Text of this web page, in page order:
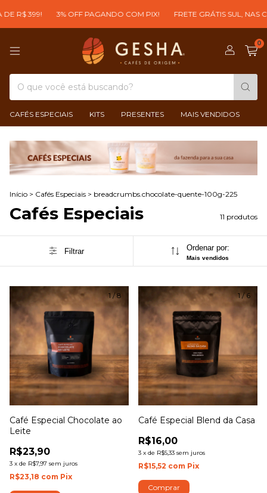
399! 3% OFF PAGANDO COM PIX! FRETE GRÁTIS SUL, NAS
0
CAFÉS ESPECIAIS KITS PRESENTES MAIS VENDIDOS
Início > Cafés Especiais > breadcrumbs.chocolate-quente-100g-225
Cafés Especiais 11 produtos
Filtrar Ordenar por:
Mais vendidos
1/8
Café Especial Chocolate ao
Leite
R$23,90
3 x de R$7,97 sem juros
R$23,18 com Pix
1/6
Café Especial Blend da Casa
R$16,00
3 x de R$5,33 sem juros
R$15,52 com Pix
Comprar